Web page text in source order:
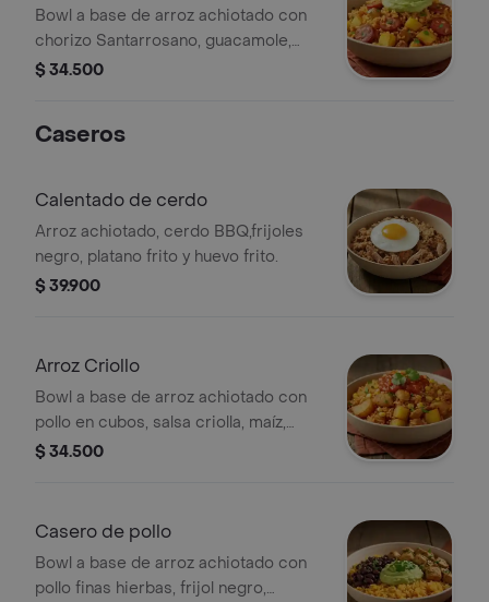
Bowl a base de arroz achiotado con
chorizo Santarrosano, guacamole,
papa, madurito y un toque de cilantro.
$ 34.500
Caseros
Calentado de cerdo
Arroz achiotado, cerdo BBQ,frijoles
negro, platano frito y huevo frito.
$ 39.900
Arroz Criollo
Bowl a base de arroz achiotado con
pollo en cubos, salsa criolla, maíz,
papa, madurito y un toque de cilantro.
$ 34.500
Casero de pollo
Bowl a base de arroz achiotado con
pollo finas hierbas, frijol negro,